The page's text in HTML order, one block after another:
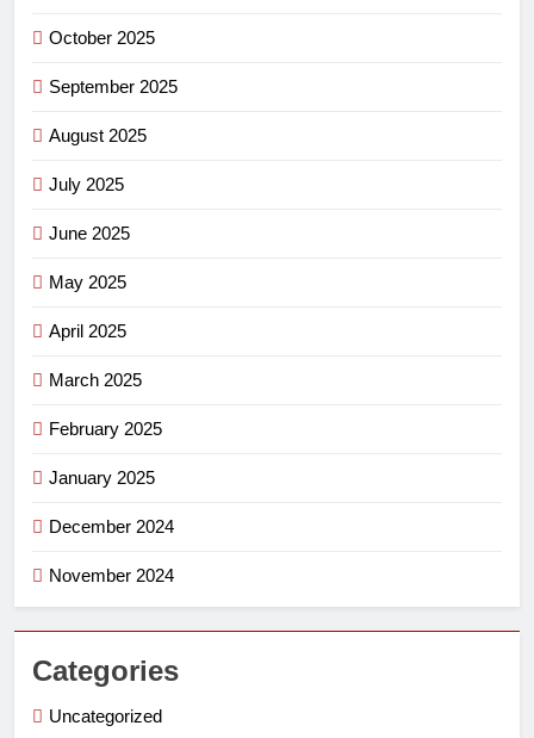
October 2025
September 2025
August 2025
July 2025
June 2025
May 2025
April 2025
March 2025
February 2025
January 2025
December 2024
November 2024
Categories
Uncategorized